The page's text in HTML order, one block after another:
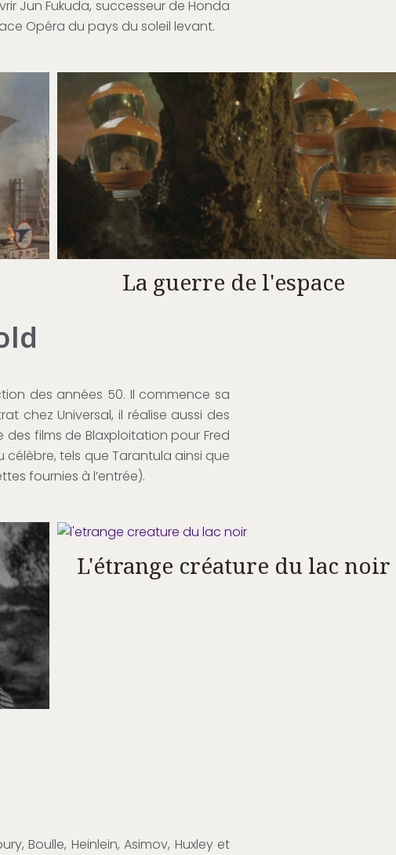
Jun Fukuda, successeur de Honda
Opéra du pays du soleil levant.
La guerre de l'espace
des années 50. Il commence sa
chez Universal, il réalise aussi des
films de Blaxploitation pour Fred
célèbre, tels que Tarantula ainsi que
fournies à l’entrée).
L'étrange créature du lac noir
Boulle, Heinlein, Asimov, Huxley et